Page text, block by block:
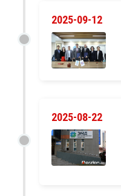
2025-09-12
2025-08-22